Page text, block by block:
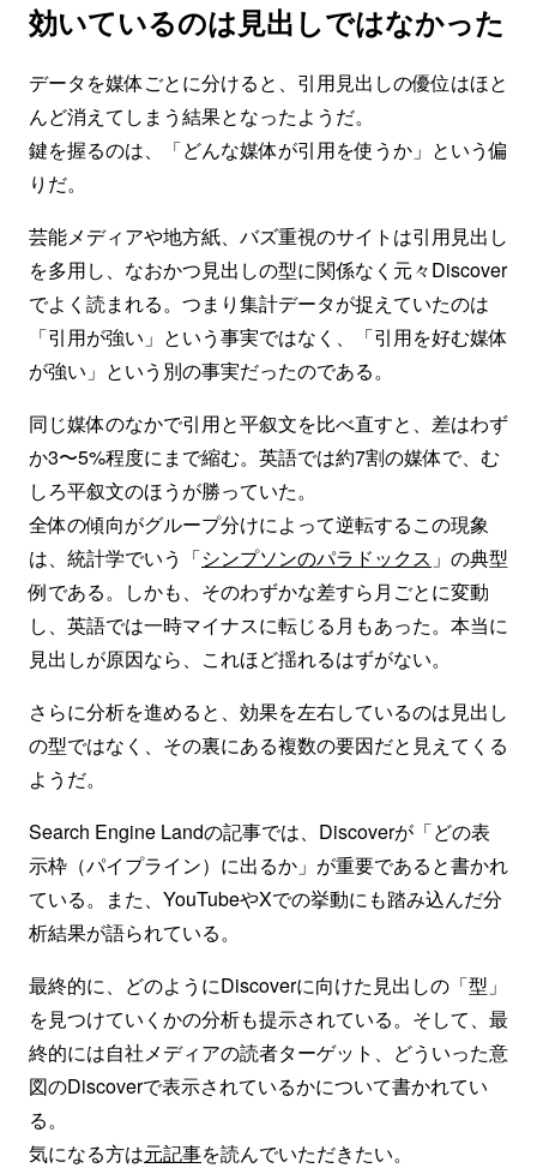
効いているのは見出しではなかった
データを媒体ごとに分けると、引用見出しの優位はほと
んど消えてしまう結果となったようだ。
鍵を握るのは、「どんな媒体が引用を使うか」という偏
りだ。
芸能メディアや地方紙、バズ重視のサイトは引用見出し
を多用し、なおかつ見出しの型に関係なく元々Discover
でよく読まれる。つまり集計データが捉えていたのは
「引用が強い」という事実ではなく、「引用を好む媒体
が強い」という別の事実だったのである。
同じ媒体のなかで引用と平叙文を比べ直すと、差はわず
か3〜5%程度にまで縮む。英語では約7割の媒体で、む
しろ平叙文のほうが勝っていた。
全体の傾向がグループ分けによって逆転するこの現象
は、統計学でいう「シンプソンのパラドックス 」の典型
例である。しかも、そのわずかな差すら月ごとに変動
し、英語では一時マイナスに転じる月もあった。本当に
見出しが原因なら、これほど揺れるはずがない。
さらに分析を進めると、効果を左右しているのは見出し
の型ではなく、その裏にある複数の要因だと見えてくる
ようだ。
Search Engine Landの記事では、Discoverが「どの表
示枠（パイプライン）に出るか」が重要であると書かれ
ている。また、YouTubeやXでの挙動にも踏み込んだ分
析結果が語られている。
最終的に、どのようにDiscoverに向けた見出しの「型」
を見つけていくかの分析も提示されている。そして、最
終的には自社メディアの読者ターゲット、どういった意
図のDiscoverで表示されているかについて書かれてい
る。
気になる方は元記事を読んでいただきたい。